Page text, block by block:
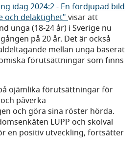
idag 2024:2 - En fördjupad bild
och delaktighet"visar att
unga (18-24 år) i Sverige nu
på 20 år. Det är också
mellan unga baserat
förutsättningar som finns
ojämlika förutsättningar för
påverka
och göra sina röster hörda.
LUPP och skolval
en positiv utveckling, fortsätter